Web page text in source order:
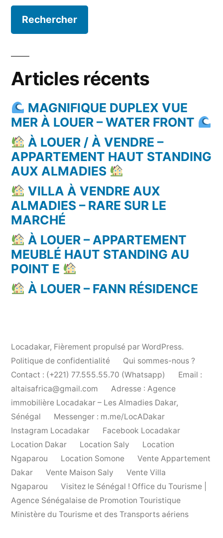
Articles récents
MAGNIFIQUE DUPLEX VUE
MER À LOUER – WATER FRONT
À LOUER / À VENDRE –
APPARTEMENT HAUT STANDING
AUX ALMADIES
VILLA À VENDRE AUX
ALMADIES – RARE SUR LE
MARCHÉ
À LOUER – APPARTEMENT
MEUBLÉ HAUT STANDING AU
POINT E
À LOUER – FANN RÉSIDENCE
Locadakar, Fièrement propulsé par WordPress.
Politique de confidentialité
Qui sommes-nous ?
Contact : (+221) 77.555.55.70 (Whatsapp)
Email :
altaisafrica@gmail.com
Adresse : Agence
immobilière Locadakar – Les Almadies Dakar,
Sénégal
Messenger : m.me/LocADakar
Instagram Locadakar
Facebook Locadakar
Location Dakar
Location Saly
Location
Ngaparou
Location Somone
Vente Appartement
Dakar
Vente Maison Saly
Vente Villa
Ngaparou
Visitez le Sénégal ! Office du Tourisme |
Agence Sénégalaise de Promotion Touristique
Ministère du Tourisme et des Transports aériens